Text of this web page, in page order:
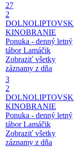
27
2
KINOBRANIE
Ponuka - denný letný
tábor Lamáčik
Zobraziť všetky
záznamy z dňa
3
2
KINOBRANIE
Ponuka - denný letný
tábor Lamáčik
Zobraziť všetky
záznamy z dňa